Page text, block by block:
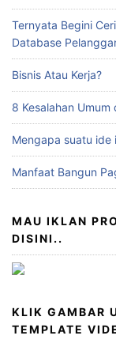
Ternyata Begini
Database
Bisnis Atau Kerja?
8 Kesalahan Umum
Mengapa suatu ide
Manfaat Bangun
MAU IKLAN
DISINI..
KLIK GAMBAR
TEMPLATE